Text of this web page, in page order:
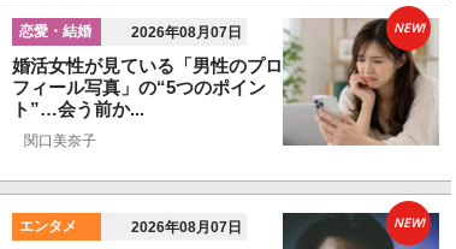
恋愛・結婚 2026年08月07日
婚活女性が見ている「男性のプロ
フィール写真」の“5つのポイン
ト”…会う前か...
関口美奈子
NEW!
エンタメ 2026年08月07日 NEW!